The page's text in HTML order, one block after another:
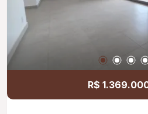
sociais e 01 elevador de serviço;
Todos os banheiros com
natural; Dormitórios com
independentes;
instalação de ar-
com excelente distribuição
R$